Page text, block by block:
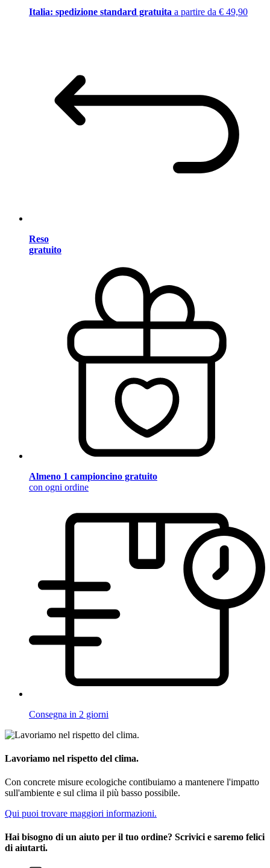
Italia: spedizione standard gratuita a partire da € 49,90
Reso
gratuito
Almeno 1 campioncino gratuito
con ogni ordine
Consegna in 2 giorni
Lavoriamo nel rispetto del clima.
Con concrete misure ecologiche contibuiamo a mantenere l'impatto
sull'ambiente e sul clima il più basso possibile.
Qui puoi trovare maggiori informazioni.
Hai bisogno di un aiuto per il tuo ordine? Scrivici e saremo felici
di aiutarti.